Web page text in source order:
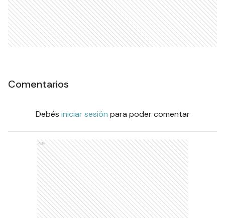
Comentarios
Debés iniciar sesión para poder comentar
Ads